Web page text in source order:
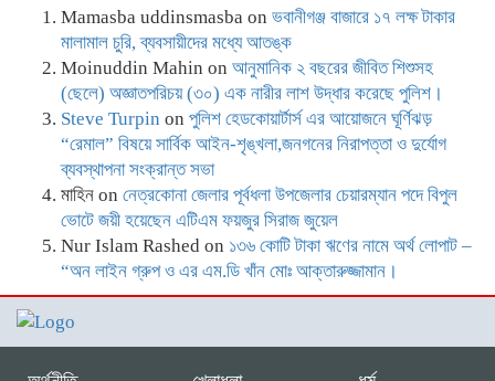
Mamasba uddinsmasba on ভবানীগঞ্জ বাজারে ১৭ লক্ষ টাকার
মালামাল চুরি, ব্যবসায়ীদের মধ্যে আতঙ্ক
Moinuddin Mahin on আনুমানিক ২ বছরের জীবিত শিশুসহ
(ছেলে) অজ্ঞাতপরিচয় (৩০) এক নারীর লাশ উদ্ধার করেছে পুলিশ।
Steve Turpin on পুলিশ হেডকোয়ার্টার্স এর আয়োজনে ঘূর্ণিঝড়
“রেমাল” বিষয়ে সার্বিক আইন-শৃঙ্খলা,জনগনের নিরাপত্তা ও দুর্যোগ
ব্যবস্থাপনা সংক্রান্ত সভা
মাহিন on নেত্রকোনা জেলার পূর্বধলা উপজেলার চেয়ারম্যান পদে বিপুল
ভোটে জয়ী হয়েছেন এটিএম ফয়জুর সিরাজ জুয়েল
Nur Islam Rashed on ১৩৬ কোটি টাকা ঋণের নামে অর্থ লোপাট –
“অন লাইন গ্রুপ ও এর এম.ডি খাঁন মোঃ আক্তারুজ্জামান।